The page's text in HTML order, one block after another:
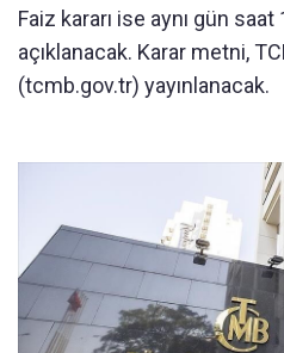
Faiz kararı ise aynı gün
açıklanacak. Karar metni,
(tcmb.gov.tr) yayınlanacak.